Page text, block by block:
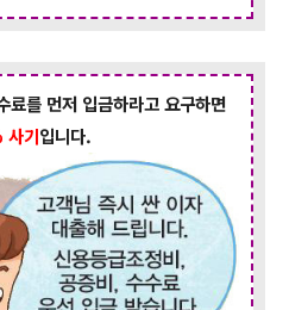
를 먼저 입금하라고 요구하면
기입니다.